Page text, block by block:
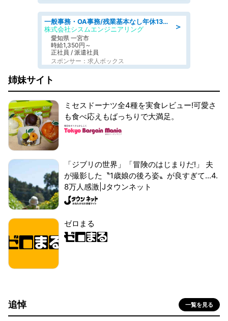
＞
一般事務・OA事務/残業基本なし年休130日社保完備の一般・調達事務
株式会社シスムエンジニアリング
愛知県 一宮市
時給1,350円～
正社員 / 派遣社員
スポンサー：求人ボックス
姉妹サイト
ミセスドーナツ全4種を実食レビュー!可愛さ
も食べ応えもばっちりで大満足。
「ジブリの世界」「冒険のはじまりだ!」 夫
が撮影した〝1歳娘の後ろ姿〟が良すぎて...4.
8万人感激|Jタウンネット
ゼロまる
追悼 一覧を見る